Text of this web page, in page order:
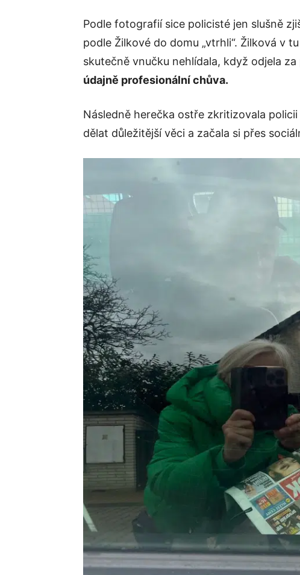
Podle fotografií sice policisté jen slušně
podle Žilkové do domu „vtrhli“. Žilková v
skutečně vnučku nehlídala, když odjela
údajně profesionální chůva.
Následně herečka ostře zkritizovala
dělat důležitější věci a začala si přes